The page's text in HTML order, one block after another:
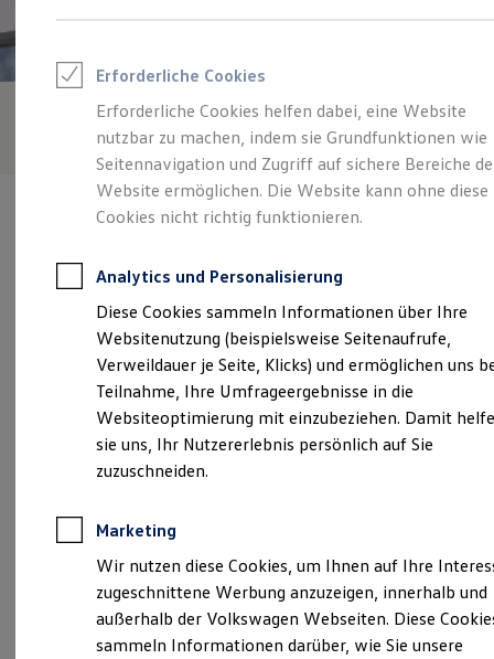
Zubehör- und Serviceangebote
Leasing
Leasing-Angebote
Gebrauchtwagen Leasing
Junge Gebrauchtwagen-Leasing
Elektroauto Leasing
Kleinwagen-Leasing
Leasing ohne Anzahlung
Finanzierung
Kfz-Versicherung
Restschuldversicherungen
Garantien
Wartungsverträge
Geschäftskunden
Professional Class bei Volkswagen
Großkunden
Behörden
Direktkunden
Sonderfahrzeuge
Anpfiff zum Gewinn
Elektroautos
ID. Tutorials
Elektrofahrzeugkonzepte
Reichweite
Reichweite der ID. Modelle
Reichweite im Winter
Verantwortlich für die Inhalte auf dieser Seite ist die Held - Ströhle
GmbH & Co. KG Impressum & Rechtliches)
Zum Baggersee 1, 89250 Senden
info@held-stroehle.de
Montag
Sonntag
Geschlossen
Erforderliche Cookies
Erforderliche Cookies helfen dabei, eine Website
nutzbar zu machen, indem sie Grundfunktionen wie
Seitennavigation und Zugriff auf sichere Bereiche
Website ermöglichen. Die Website kann ohne diese
Cookies nicht richtig funktionieren.
Analytics und Personalisierung
Diese Cookies sammeln Informationen über Ihre
Websitenutzung (beispielsweise Seitenaufrufe,
Verweildauer je Seite, Klicks) und ermöglichen uns
Teilnahme, Ihre Umfrageergebnisse in die
Websiteoptimierung mit einzubeziehen. Damit
sie uns, Ihr Nutzererlebnis persönlich auf Sie
zuzuschneiden.
Marketing
Wir nutzen diese Cookies, um Ihnen auf Ihre
zugeschnittene Werbung anzuzeigen, innerhalb und
außerhalb der Volkswagen Webseiten. Diese
sammeln Informationen darüber, wie Sie unsere